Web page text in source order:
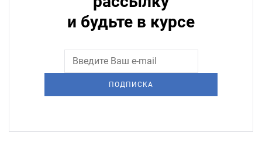
и будьте в курсе
ПОДПИСКА